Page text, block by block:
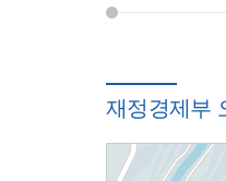
재정경제부